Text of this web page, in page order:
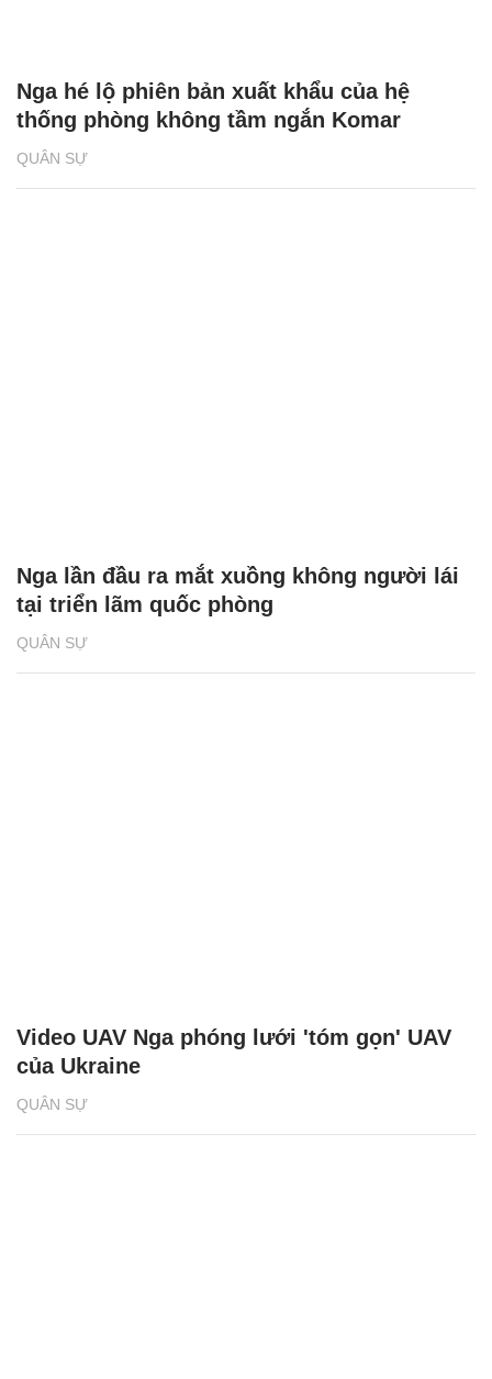
QUÂN SỰ
Nga hé lộ phiên bản xuất khẩu của hệ
thống phòng không tầm ngắn Komar
QUÂN SỰ
Nga lần đầu ra mắt xuồng không người lái
tại triển lãm quốc phòng
QUÂN SỰ
Video UAV Nga phóng lưới 'tóm gọn' UAV
của Ukraine